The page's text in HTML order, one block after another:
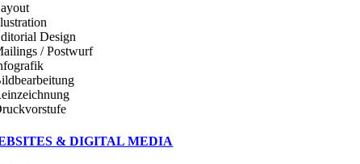
Design
/ Postwurf
& DIGITAL MEDIA